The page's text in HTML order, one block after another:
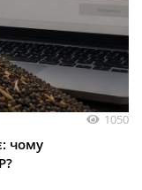
1050
чому